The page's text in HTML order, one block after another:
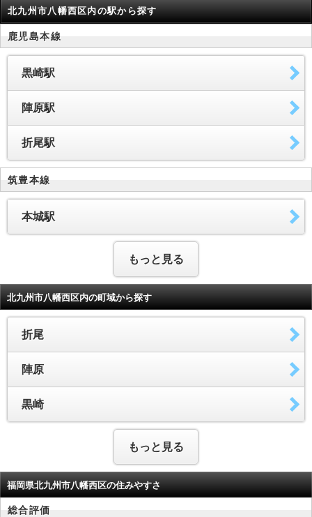
北九州市八幡西区内の駅から探す
鹿児島本線
黒崎駅
陣原駅
折尾駅
筑豊本線
本城駅
もっと見る
北九州市八幡西区内の町域から探す
折尾
陣原
黒崎
もっと見る
福岡県北九州市八幡西区の住みやすさ
総合評価